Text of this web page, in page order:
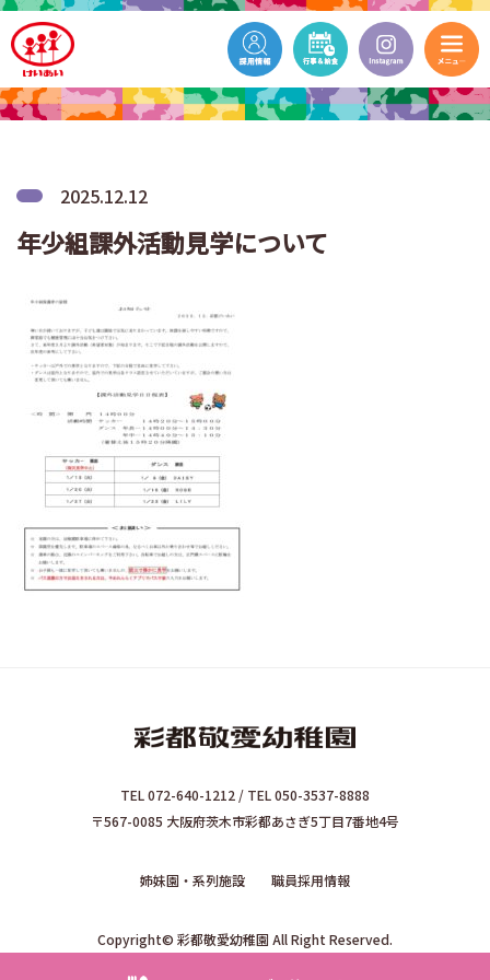
2025.12.12
年少組課外活動見学について
TEL 072-640-1212 / TEL 050-3537-8888
〒567-0085 大阪府茨木市彩都あさぎ5丁目7番地4号
姉妹園・系列施設 職員採用情報
Copyright© 彩都敬愛幼稚園 All Right Reserved.